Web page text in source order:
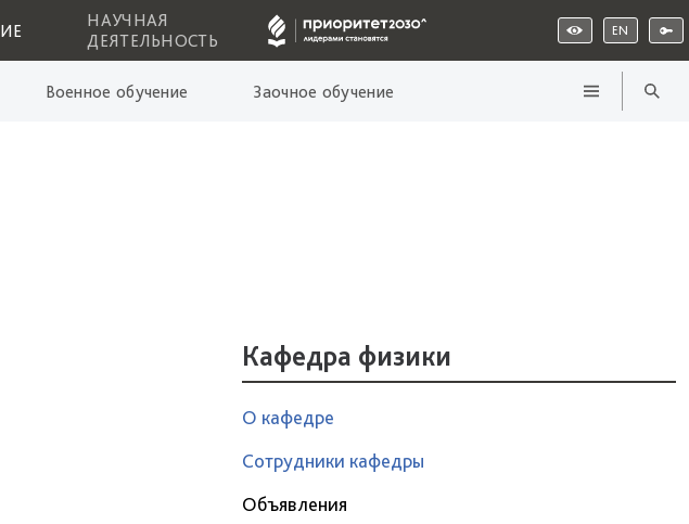
НАУЧНАЯ
ДЕЯТЕЛЬНОСТЬ
EN
Военное обучение Заочное обучение
Кафедра физики
О кафедре
Сотрудники кафедры
Объявления